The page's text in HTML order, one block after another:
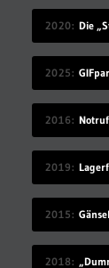
2020
2025
2016
2019
2015
2018